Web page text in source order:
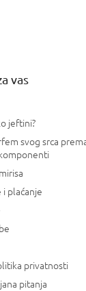
vas
jeftini?
svog srca
i plaćanje
privatnosti
pitanja